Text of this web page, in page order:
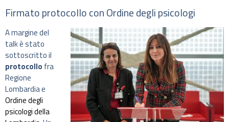
Firmato protocollo con Ordine degli psicologi
A margine del
talk è stato
sottoscritto il
protocollo fra
Regione
Lombardia e
Ordine degli
psicologi della